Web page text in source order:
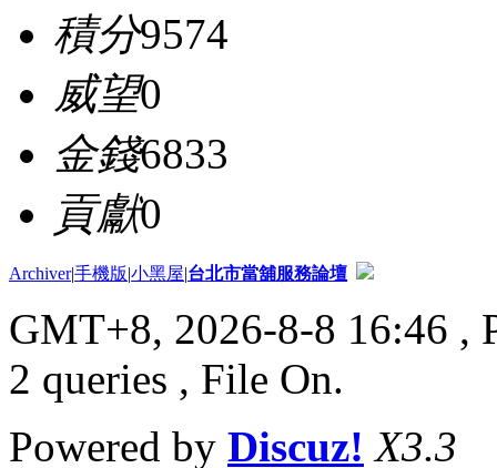
積分9574
威望0
金錢6833
貢獻0
Archiver|手機版|小黑屋|台北市當舖服務論壇
GMT+8, 2026-8-8 16:46 ,
2 queries , File On.
Powered by Discuz! X3.3